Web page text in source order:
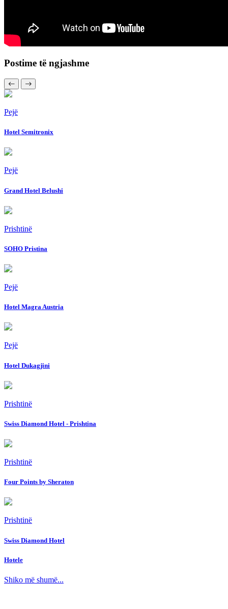
Postime të ngjashme
Pejë
Hotel Semitronix
Pejë
Grand Hotel Belushi
Prishtinë
SOHO Pristina
Pejë
Hotel Magra Austria
Pejë
Hotel Dukagjini
Prishtinë
Swiss Diamond Hotel - Prishtina
Prishtinë
Four Points by Sheraton
Prishtinë
Swiss Diamond Hotel
Hotele
Shiko më shumë...